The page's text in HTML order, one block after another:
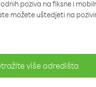
poziva na fiksne i
možete uštedjeti na
više odredišta